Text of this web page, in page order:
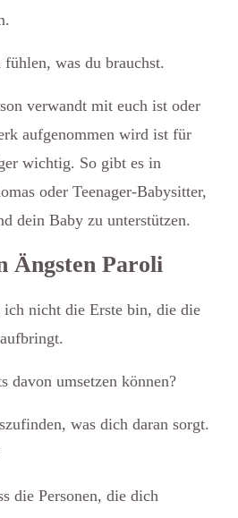
was du brauchst.
verwandt mit euch ist oder
aufgenommen wird ist für
wichtig. So gibt es in
oder Teenager-Babysitter,
dein Baby zu unterstützen.
Ängsten Paroli
ich nicht die Erste bin, die die
davon umsetzen können?
was dich daran sorgt.
die Personen, die dich